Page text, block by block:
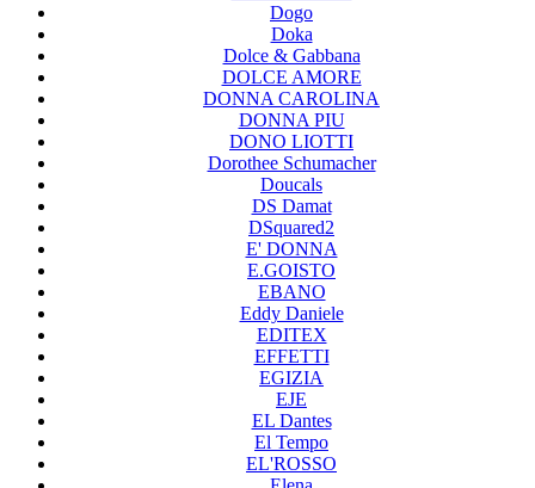
Dogo
Doka
Dolce & Gabbana
DOLCE AMORE
DONNA CAROLINA
DONNA PIU
DONO LIOTTI
Dorothee Schumacher
Doucals
DS Damat
DSquared2
E' DONNA
E.GOISTO
EBANO
Eddy Daniele
EDITEX
EFFETTI
EGIZIA
EJE
EL Dantes
El Tempo
EL'ROSSO